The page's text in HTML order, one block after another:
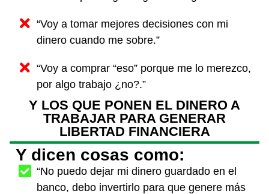
“Voy a tomar mejores decisiones con mi
dinero cuando me sobre.”
“Voy a comprar “eso” porque me lo merezco,
por algo trabajo ¿no?.”
Y LOS QUE PONEN EL DINERO A
TRABAJAR PARA GENERAR
LIBERTAD FINANCIERA
Y dicen cosas como:
“No puedo dejar mi dinero guardado en el
banco, debo invertirlo para que genere más